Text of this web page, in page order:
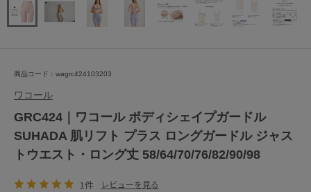
商品コード：wagrc424103203
ワコール
GRC424｜ワコール ボディシェイプガードル
SUHADA 肌リフト プラス ロングガードル ジャス
トウエスト・ロング丈 58/64/70/76/82/90/98
1件 レビューを見る